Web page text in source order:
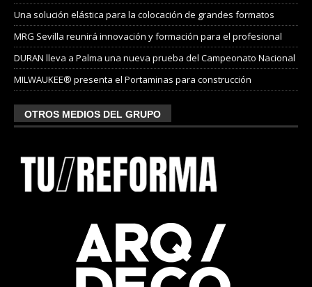
Una solución elástica para la colocación de grandes formatos
MRG Sevilla reunirá innovación y formación para el profesional
DURAN lleva a Palma una nueva prueba del Campeonato Nacional
MILWAUKEE® presenta el Portaminas para construcción
OTROS MEDIOS DEL GRUPO